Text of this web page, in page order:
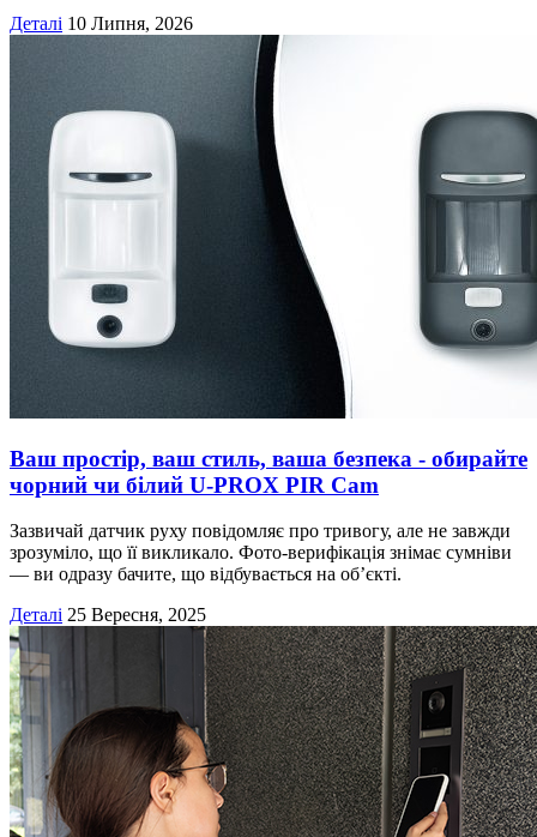
Деталі 10 Липня, 2026
Ваш простір, ваш стиль, ваша безпека - обирайте
чорний чи білий U-PROX PIR Cam
Зазвичай датчик руху повідомляє про тривогу, але не завжди
зрозуміло, що її викликало. Фото-верифікація знімає сумніви
— ви одразу бачите, що відбувається на об’єкті.
Деталі 25 Вересня, 2025